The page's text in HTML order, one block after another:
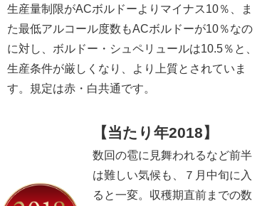
生産量制限がACボルドーよりマイナス10％、ま
た最低アルコール度数もACボルドーが10％なの
に対し、ボルドー・シュペリュールは10.5％と、
生産条件が厳しくなり、より上質とされていま
す。規定は赤・白共通です。
【当たり年2018】
数回の雹に見舞われるなど前半
は難しい気候も、７月中旬に入
ると一変。収穫期直前までの数